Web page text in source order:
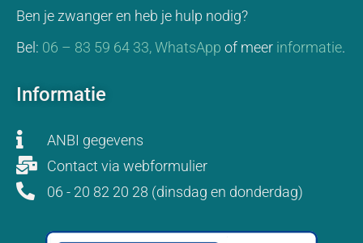
Ben je zwanger en heb je hulp nodig?
Bel: 06 – 83 59 64 33,WhatsApp of meer informatie.
Informatie
ANBI gegevens
Contact via webformulier
06 - 20 82 20 28 (dinsdag en donderdag)